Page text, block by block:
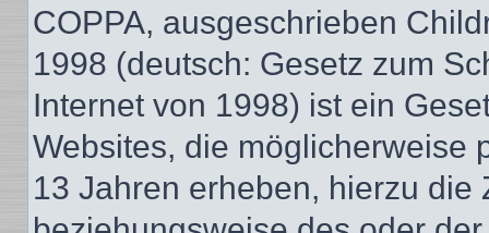
COPPA, ausgeschrieben
1998 (deutsch: Gesetz zum
Internet von 1998) ist ein
Websites, die möglicherweise
13 Jahren erheben, hierzu die